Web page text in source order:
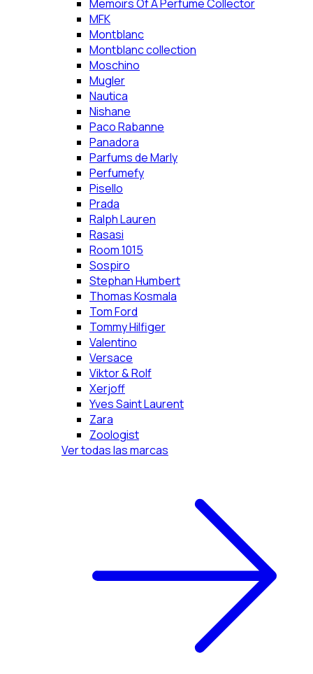
Memoirs Of A Perfume Collector
MFK
Montblanc
Montblanc collection
Moschino
Mugler
Nautica
Nishane
Paco Rabanne
Panadora
Parfums de Marly
Perfumefy
Pisello
Prada
Ralph Lauren
Rasasi
Room 1015
Sospiro
Stephan Humbert
Thomas Kosmala
Tom Ford
Tommy Hilfiger
Valentino
Versace
Viktor & Rolf
Xerjoff
Yves Saint Laurent
Zara
Zoologist
Ver todas las marcas